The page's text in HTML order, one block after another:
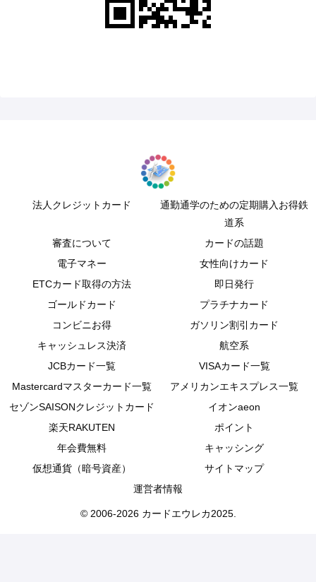
法人クレジットカード
通勤通学のための定期購入お得鉄
道系
審査について
カードの話題
電子マネー
女性向けカード
ETCカード取得の方法
即日発行
ゴールドカード
プラチナカード
コンビニお得
ガソリン割引カード
キャッシュレス決済
航空系
JCBカード一覧
VISAカード一覧
Mastercardマスターカード一覧
アメリカンエキスプレス一覧
セゾンSAISONクレジットカード
イオンaeon
楽天RAKUTEN
ポイント
年会費無料
キャッシング
仮想通貨（暗号資産）
サイトマップ
運営者情報
© 2006-2026 カードエウレカ2025.